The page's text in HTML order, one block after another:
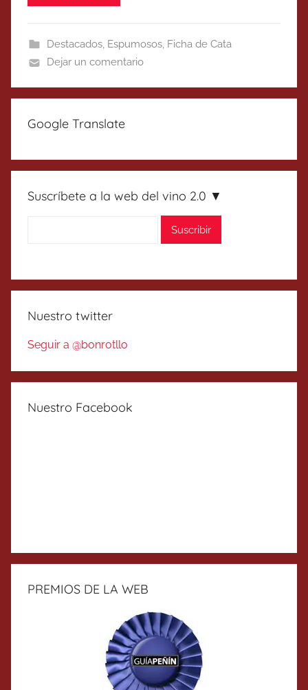
Destacados, Espumosos, Ficha de Cata
Dejar un comentario
Google Translate
Suscríbete a la web del vino 2.0 ▼
Nuestro twitter
Seguir a @bonrotllo
Nuestro Facebook
PREMIOS DE LA WEB